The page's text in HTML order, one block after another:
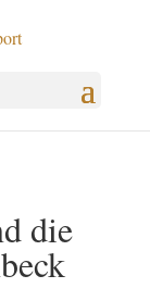
die